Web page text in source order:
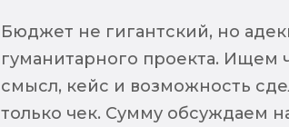
Бюджет не гигантский, но
гуманитарного проекта. Ищем
смысл, кейс и возможность
только чек. Сумму обсуждаем